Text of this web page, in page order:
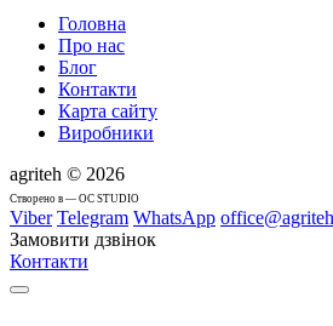
Головна
Про нас
Блог
Контакти
Карта сайту
Виробники
agriteh © 2026
Cтворено в — OC STUDIO
Viber Telegram WhatsApp
Замовити дзвінок
Контакти